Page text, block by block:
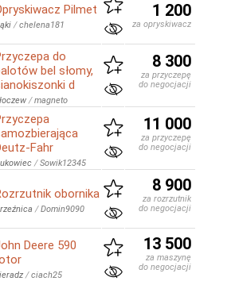
Pilmet
/chelena181
1 200
za opryskiwacz
do
bel słomy,
d
/magneto
8 300
za przyczepę
do negocjacji
Fahr
/Sowik12345
11 000
za przyczepę
do negocjacji
obornika
/Domin9090
8 900
za rozrzutnik
do negocjacji
Deere 590
/ciach25
13 500
za maszynę
do negocjacji